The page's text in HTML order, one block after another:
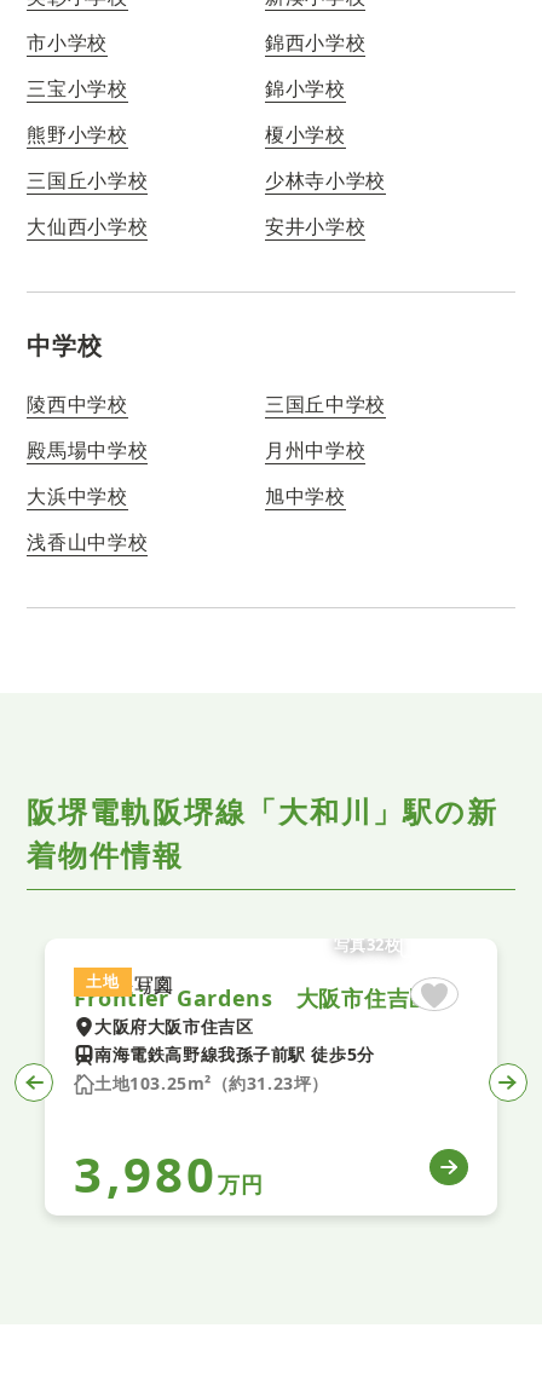
市小学校
錦西小学校
三宝小学校
錦小学校
熊野小学校
榎小学校
三国丘小学校
少林寺小学校
大仙西小学校
安井小学校
中学校
陵西中学校
三国丘中学校
殿馬場中学校
月州中学校
大浜中学校
旭中学校
浅香山中学校
阪堺電軌阪堺線「大和川」駅の新
着物件情報
土地
写真32枚
Frontier Gardens 大阪市住吉区遠里小野６丁目 建築条件付き土地 全１区画
大阪府大阪市住吉区
南海電鉄高野線我孫子前駅 徒歩5分
土地103.25m²（約31.23坪）
3,980万円